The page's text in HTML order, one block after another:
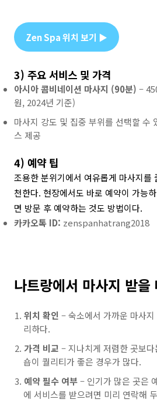
Zen Spa 위치 보기 ▶
3) 주요 서비스 및 가격
아시아 콤비네이션 마사지 (90분) –
원, 2024년 기준)
마사지 강도 및 집중 부위를 선택할 수
스 제공
4) 예약 팁
조용한 분위기에서 여유롭게 마사지를
천한다. 현장에서도 바로 예약이 가능
면 방문 후 예약하는 것도 방법이다.
카카오톡 ID: zenspanhatrang2018
나트랑에서 마사지 받을
위치 확인 – 숙소에서 가까운 마사
리하다.
가격 비교 – 지나치게 저렴한 곳보
숍이 퀄리티가 좋은 경우가 많다.
예약 필수 여부– 인기가 많은 곳은
에 서비스를 받으려면 미리 연락해